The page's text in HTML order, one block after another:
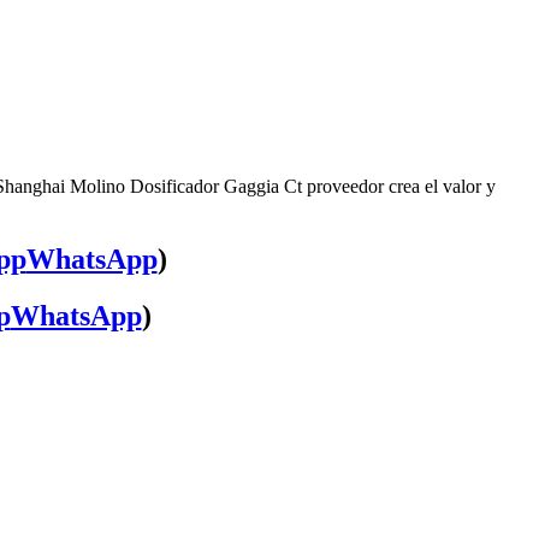
Molino Dosificador Gaggia Ct proveedor crea el valor y
WhatsApp)
WhatsApp)